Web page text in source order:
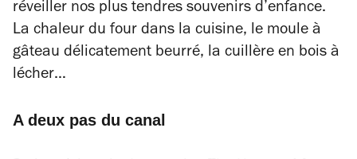
réveiller nos plus tendres souvenirs d’enfance.
La chaleur du four dans la cuisine, le moule à
gâteau délicatement beurré, la cuillère en bois à
lécher…
A deux pas du canal